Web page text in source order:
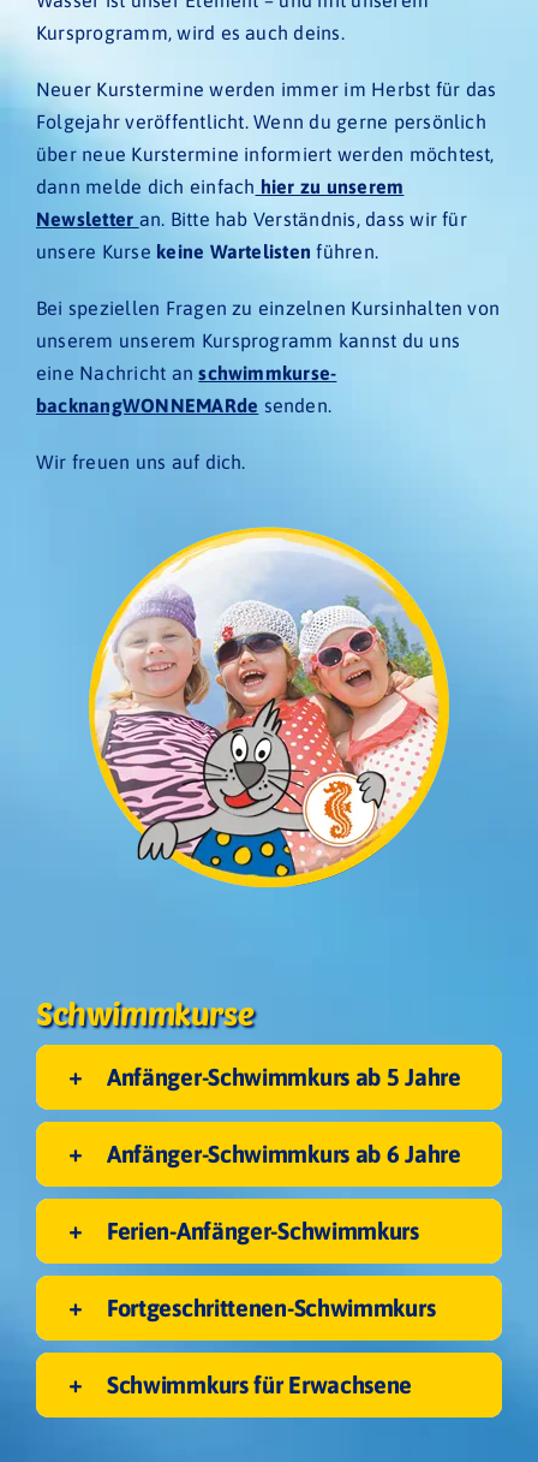
Kursprogramm, wird es auch deins.
Neuer Kurstermine werden immer im Herbst für das
Folgejahr veröffentlicht. Wenn du gerne persönlich
über neue Kurstermine informiert werden möchtest,
dann melde dich einfach hier zu unserem
Newsletter an. Bitte hab Verständnis, dass wir für
unsere Kurse keine Wartelistenführen.
Bei speziellen Fragen zu einzelnen Kursinhalten von
unserem unserem Kursprogramm kannst du uns
eine Nachricht anschwimmkurse-
backnangWONNEMARde senden.
Wir freuen uns auf dich.
Schwimmkurse
Ebene 3 Platzhalter
Anfänger-Schwimmkurs ab 5 Jahre
Anfänger-Schwimmkurs ab 6 Jahre
Ferien-Anfänger-Schwimmkurs
Fortgeschrittenen-Schwimmkurs
Schwimmkurs für Erwachsene